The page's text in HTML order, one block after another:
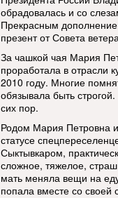
обрадовалась и со
Прекрасным
презент от Совета
За чашкой чая Мария
проработала в отрасли
2010 году. Многие
обязывала быть
сих пор.
Родом Мария Петровна
статусе
Сыктывкаром,
сложное, тяжелое,
мать меняла вещи на
попала вместе со своей